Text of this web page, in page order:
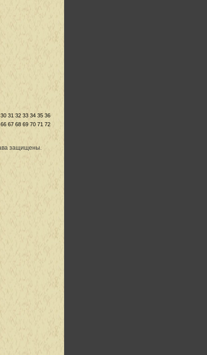
30 31 32 33 34 35 36
66 67 68 69 70 71 72
защищены.